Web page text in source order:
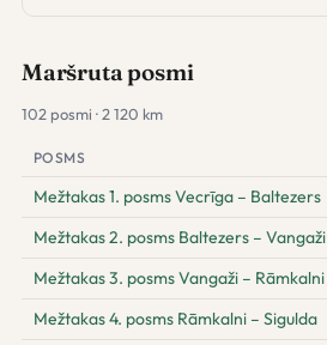
Maršruta posmi
102 posmi · 2 120 km
POSMS
Mežtakas 1. posms Vecrīga – Baltezers
Mežtakas 2. posms Baltezers – Vangaži
Mežtakas 3. posms Vangaži – Rāmkalni
Mežtakas 4. posms Rāmkalni – Sigulda